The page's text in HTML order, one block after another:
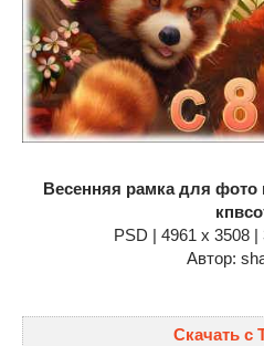
Весенняя рамка для фото
PSD | 4961 х 3508
Автор:
Скачать с